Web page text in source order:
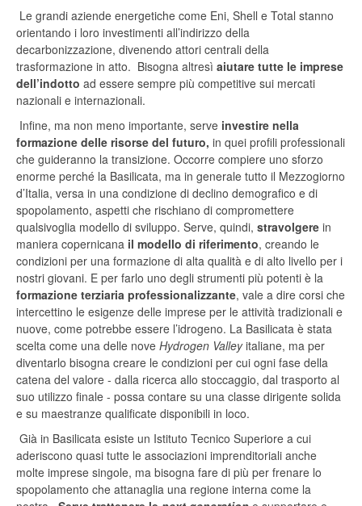
Le grandi aziende energetiche come Eni, Shell e Total stanno
orientando i loro investimenti all’indirizzo della
decarbonizzazione, divenendo attori centrali della
trasformazione in atto. Bisogna altresì aiutare tutte le imprese
dell’indotto ad essere sempre più competitive sui mercati
nazionali e internazionali.
Infine, ma non meno importante, serve investire nella
formazione delle risorse del futuro, in quei profili professionali
che guideranno la transizione. Occorre compiere uno sforzo
enorme perché la Basilicata, ma in generale tutto il Mezzogiorno
d’Italia, versa in una condizione di declino demografico e di
spopolamento, aspetti che rischiano di compromettere
qualsivoglia modello di sviluppo. Serve, quindi, stravolgere in
maniera copernicana il modello di riferimento, creando le
condizioni per una formazione di alta qualità e di alto livello per i
nostri giovani. E per farlo uno degli strumenti più potenti è la
formazione terziaria professionalizzante, vale a dire corsi che
intercettino le esigenze delle imprese per le attività tradizionali e
nuove, come potrebbe essere l’idrogeno. La Basilicata è stata
scelta come una delle nove Hydrogen Valleyitaliane, ma per
diventarlo bisogna creare le condizioni per cui ogni fase della
catena del valore - dalla ricerca allo stoccaggio, dal trasporto al
suo utilizzo finale - possa contare su una classe dirigente solida
e su maestranze qualificate disponibili in loco.
Già in Basilicata esiste un Istituto Tecnico Superiore a cui
aderiscono quasi tutte le associazioni imprenditoriali anche
molte imprese singole, ma bisogna fare di più per frenare lo
spopolamento che attanaglia una regione interna come la